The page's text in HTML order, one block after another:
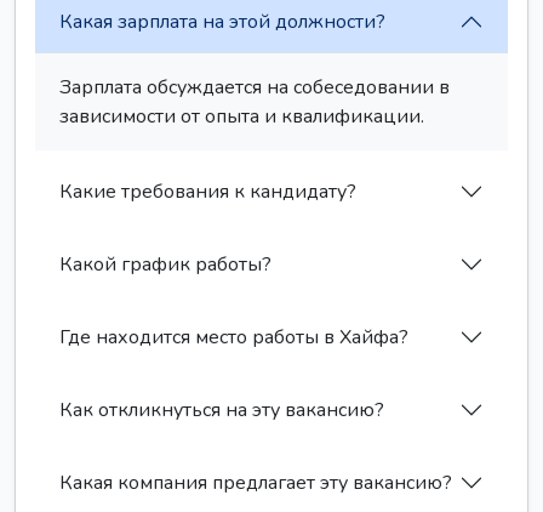
Какая зарплата на этой должности?
Зарплата обсуждается на собеседовании в
зависимости от опыта и квалификации.
Какие требования к кандидату?
Какой график работы?
Где находится место работы в Хайфа?
Как откликнуться на эту вакансию?
Какая компания предлагает эту вакансию?